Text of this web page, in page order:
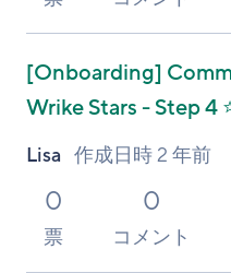
[Onboarding]
Wrike Stars - Step 4
Lisa 作成日時2 年前
0
票
0
コメント